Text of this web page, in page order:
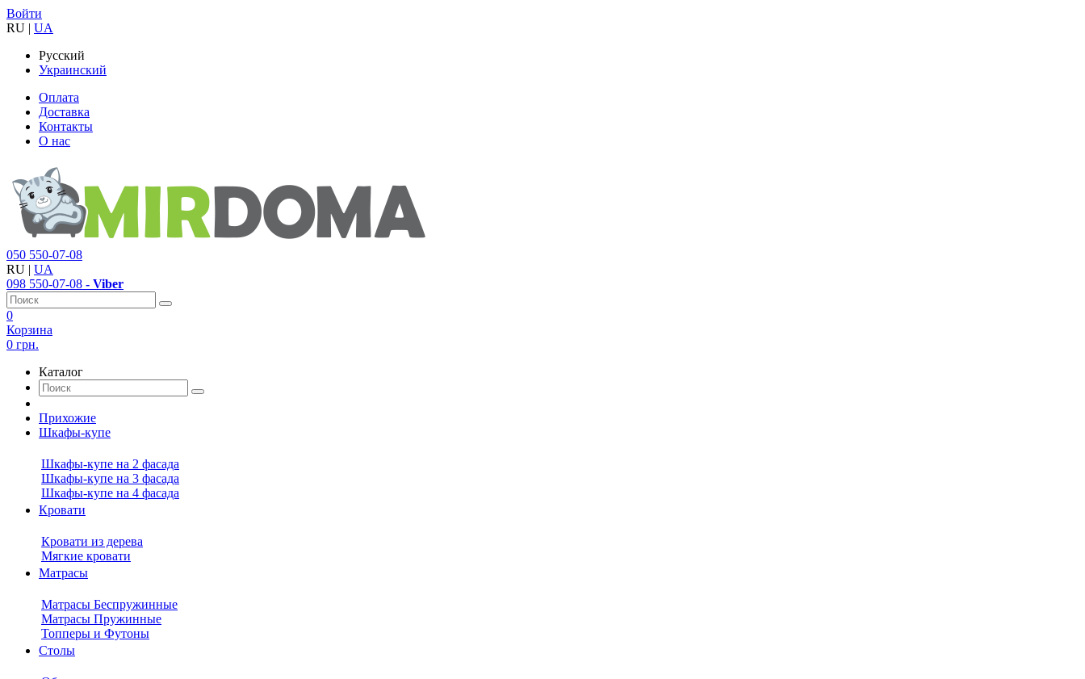
Войти
RU | UA
Русский
Украинский
Оплата
Доставка
Контакты
О нас
050 550-07-08
RU | UA
098 550-07-08 - Viber
0
Корзина
0 грн.
Каталог
Прихожие
Шкафы-купе
Шкафы-купе на 2 фасада
Шкафы-купе на 3 фасада
Шкафы-купе на 4 фасада
Кровати
Кровати из дерева
Мягкие кровати
Матрасы
Матрасы Беспружинные
Матрасы Пружинные
Топперы и Футоны
Столы